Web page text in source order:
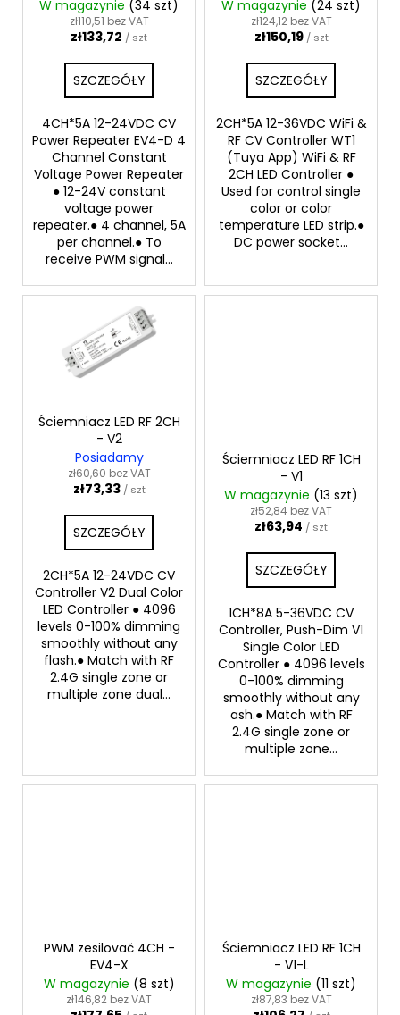
ww
W magazynie (34 szt)
zł110,51 bez VAT
zł133,72 / szt
SZCZEGÓŁY
4CH*5A 12-24VDC CV
Power Repeater EV4-D 4
Channel Constant
Voltage Power Repeater
● 12-24V constant
voltage power
repeater.● 4 channel, 5A
per channel.● To
receive PWM signal...
W magazynie (24 szt)
zł124,12 bez VAT
zł150,19 / szt
SZCZEGÓŁY
2CH*5A 12-36VDC WiFi &
RF CV Controller WT1
(Tuya App) WiFi & RF
2CH LED Controller ●
Used for control single
color or color
temperature LED strip.●
DC power socket...
Ściemniacz LED RF 2CH
- V2
Posiadamy
zł60,60 bez VAT
zł73,33 / szt
SZCZEGÓŁY
2CH*5A 12-24VDC CV
Controller V2 Dual Color
LED Controller ● 4096
levels 0-100% dimming
smoothly without any
flash.● Match with RF
2.4G single zone or
multiple zone dual...
Ściemniacz LED RF 1CH
- V1
W magazynie (13 szt)
zł52,84 bez VAT
zł63,94 / szt
SZCZEGÓŁY
1CH*8A 5-36VDC CV
Controller, Push-Dim V1
Single Color LED
Controller ● 4096 levels
0-100% dimming
smoothly without any
ash.● Match with RF
2.4G single zone or
multiple zone...
PWM zesilovač 4CH -
EV4-X
W magazynie (8 szt)
zł146,82 bez VAT
Ściemniacz LED RF 1CH
- V1-L
W magazynie (11 szt)
zł87,83 bez VAT
y